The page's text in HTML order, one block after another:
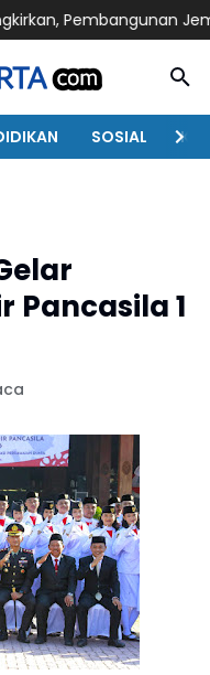
Jembatan TMMD
SOSIAL
Pancasila 1